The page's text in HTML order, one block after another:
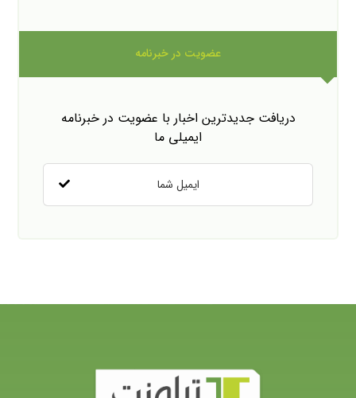
عضویت در خبرنامه
دریافت جدیدترین اخبار با عضویت در خبرنامه
ایمیلی ما